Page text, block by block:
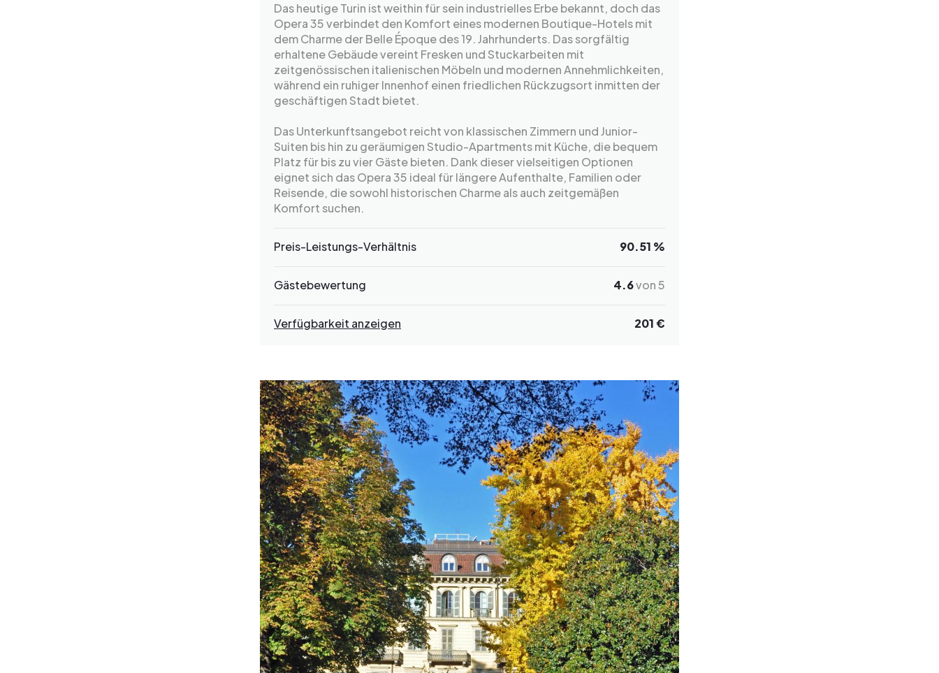
Das heutige Turin ist weithin für sein industrielles Erbe bekannt, doch das
Opera 35 verbindet den Komfort eines modernen Boutique-Hotels mit
dem Charme der Belle Époque des 19. Jahrhunderts. Das sorgfältig
erhaltene Gebäude vereint Fresken und Stuckarbeiten mit
zeitgenössischen italienischen Möbeln und modernen Annehmlichkeiten,
während ein ruhiger Innenhof einen friedlichen Rückzugsort inmitten der
geschäftigen Stadt bietet.
Das Unterkunftsangebot reicht von klassischen Zimmern und Junior-
Suiten bis hin zu geräumigen Studio-Apartments mit Küche, die bequem
Platz für bis zu vier Gäste bieten. Dank dieser vielseitigen Optionen
eignet sich das Opera 35 ideal für längere Aufenthalte, Familien oder
Reisende, die sowohl historischen Charme als auch zeitgemäßen
Komfort suchen.
Preis-Leistungs-Verhältnis 90.51 %
Gästebewertung 4.6von 5
Verfügbarkeit anzeigen 201 €